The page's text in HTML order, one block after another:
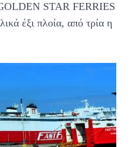
STAR FERRIES
έξι πλοία, από τρία η